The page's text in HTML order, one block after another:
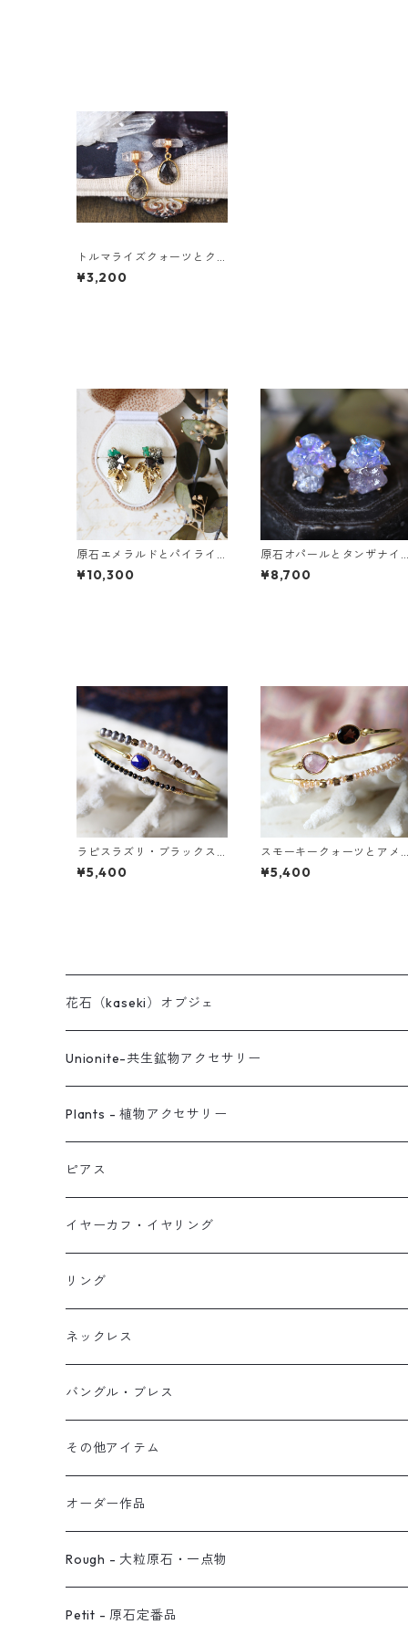
トルマライズクォーツとク
ォーツのピアス
¥3,200
原石エメラルドとパイライ
トとクレマチスの葉ピアス
¥10,300
原石オパールとタンザナイ
トのピアス
¥8,700
ラピスラズリ・ブラックス
ピネル・パールの3連バング
ル
¥5,400
スモーキークォーツとアメ
ジストの真鍮3連バングル
¥5,400
花石（kaseki）オブジェ
Unionite-共生鉱物アクセサリー
ピアス
ネックレス
イヤーカフ
イヤリング
Plants - 植物アクセサリー
ピアス
ネックレス
リング
ブレス
オブジェ
イヤーカフ
ピアス
スタッド・一粒
フック・ぶら下がり
フープ
イヤーカフ・イヤリング
原石イヤーカフ
植物イヤーカフ
ぶら下がりイヤーカフ
2連イヤーカフ
イヤリング対応
ノンホールピアス
オーダー用ページ
リング
ネックレス
バングル・ブレス
ブレスレット
バングル
その他アイテム
ブローチ
ヘアアクセサリー
オーダー作品
リング
ネックレス
Rough - 大粒原石・一点物
ピアス
Petit - 原石定番品